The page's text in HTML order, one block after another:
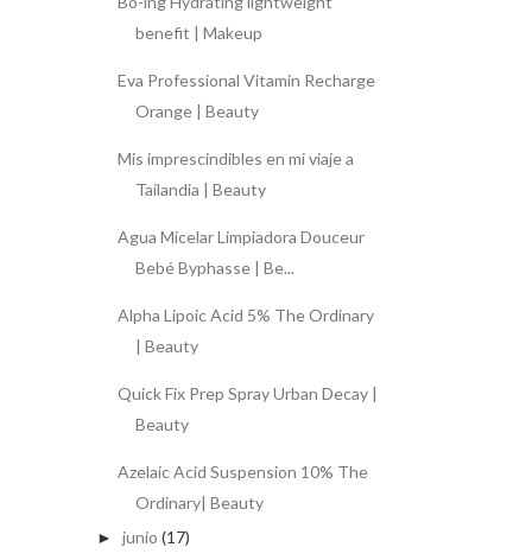
benefit | Makeup
Eva Professional Vitamin Recharge
Orange | Beauty
Mis imprescindibles en mi viaje a
Tailandia | Beauty
Agua Micelar Limpiadora Douceur
Bebé Byphasse | Be...
Alpha Lipoic Acid 5% The Ordinary
| Beauty
Quick Fix Prep Spray Urban Decay |
Beauty
Azelaic Acid Suspension 10% The
Ordinary| Beauty
► junio (17)